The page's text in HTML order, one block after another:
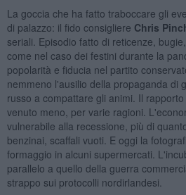
La goccia che ha fatto traboccare gli
di palazzo: il fido consigliere Chris
seriali. Episodio fatto di reticenze,
come nel caso dei festini durante la
popolarità e fiducia nel partito
nemmeno l'ausilio della propaganda di
russo a compattare gli animi. Il
venuto meno, per varie ragioni.
vulnerabile alla recessione, più di
benzinai, scaffali vuoti. E oggi la
formaggio in alcuni supermercati.
parallelo a quello della guerra
strappo sui protocolli nordirlandesi.